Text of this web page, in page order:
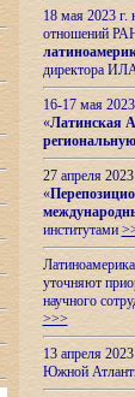
18 мая 2023
отношений
директора
16-17 мая
«Латинская
27 апреля
«
институтами
уточняют
научного
>>>
13 апреля
Южной